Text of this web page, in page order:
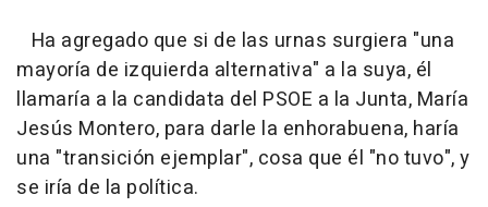
Ha agregado que si de las urnas surgiera "una
mayoría de izquierda alternativa" a la suya, él
llamaría a la candidata del PSOE a la Junta, María
Jesús Montero, para darle la enhorabuena, haría
una "transición ejemplar", cosa que él "no tuvo", y
se iría de la política.